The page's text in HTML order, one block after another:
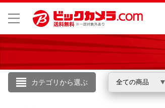
カテゴリから選ぶ 全ての商品
こんにちは